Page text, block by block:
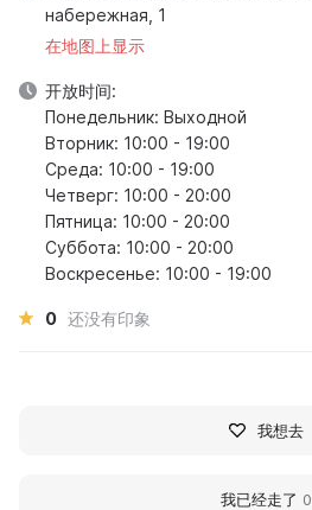
набережная, 1
在地图上显示
开放时间:
Понедельник: Выходной
Вторник: 10:00 - 19:00
Среда: 10:00 - 19:00
Четверг: 10:00 - 20:00
Пятница: 10:00 - 20:00
Суббота: 10:00 - 20:00
Воскресенье: 10:00 - 19:00
0 还没有印象
我想去
我已经走了 0